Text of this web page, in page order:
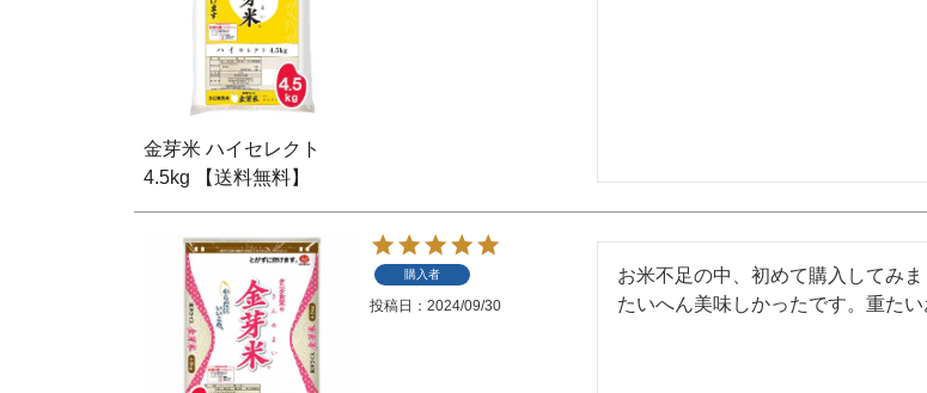
金芽米 ハイセレクト
4.5kg 【送料無料】
購入者
投稿日 2024/09/30
お米不足の中、初めて購入してみ
たいへん美味しかったです。重た